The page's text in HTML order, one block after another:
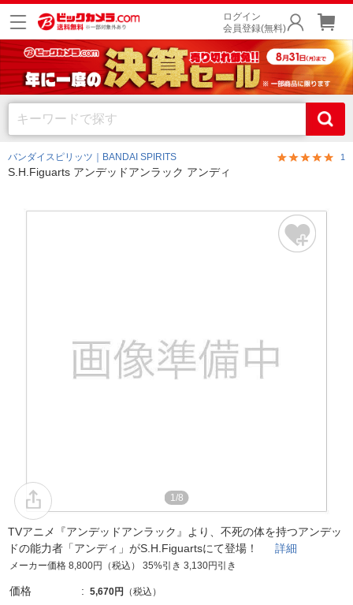
ログイン
会員登録(無料)
バンダイスピリッツ｜BANDAI SPIRITS 1
S.H.Figuarts アンデッドアンラック アンディ
1/8
TVアニメ『アンデッドアンラック』より、不死の体を持つアンデッ
ドの能力者「アンディ」がS.H.Figuartsにて登場！ 詳細
メーカー価格 8,800円（税込） 35%引き 3,130円引き
価格 5,670円 （税込）